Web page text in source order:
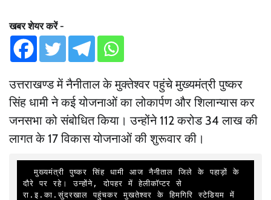
खबर शेयर करें -
उत्तराखण्ड में नैनीताल के मुक्तेश्वर पहुंचे मुख्यमंत्री पुष्कर
सिंह धामी ने कई योजनाओं का लोकार्पण और शिलान्यास कर
जनसभा को संबोधित किया। उन्होंने 112 करोड 34 लाख की
लागत के 17 विकास योजनाओं की शुरूवार की।
  मुख्यमंत्री पुष्कर सिंह धामी आज नैनीताल जिले के पहाड़ों के
दौरे पर रहे। उन्होंने, दोपहर में हेलीकॉप्टर से
रा.इ.का.सुंदरखाल पहुंचकर मुखतेश्वर के हिमगिरि स्टेडियम में